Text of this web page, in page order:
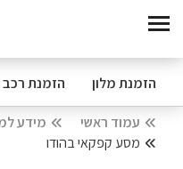
הזמנת מלון הזמנת רכב
עמוד ראשי מידע
מסע קפקאי בהודו